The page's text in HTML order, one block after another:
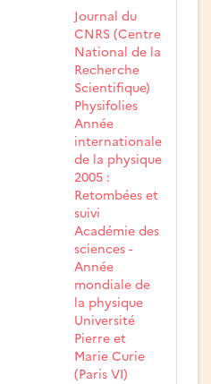
Journal du
CNRS (Centre
National de la
Recherche
Scientifique)
Physifolies
Année
internationale
de la physique
2005 :
Retombées et
suivi
Académie des
sciences -
Année
mondiale de
la physique
Université
Pierre et
Marie Curie
(Paris VI)